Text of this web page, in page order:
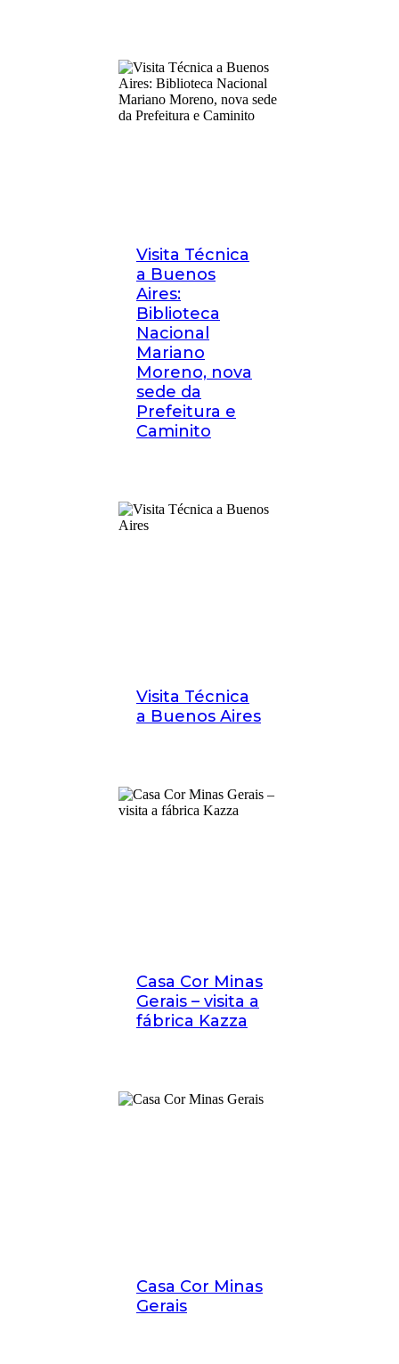
Visita Técnica
a Buenos
Aires:
Biblioteca
Nacional
Mariano
Moreno, nova
sede da
Prefeitura e
Caminito
Visita Técnica
a Buenos Aires
Casa Cor Minas
Gerais – visita a
fábrica Kazza
Casa Cor Minas
Gerais